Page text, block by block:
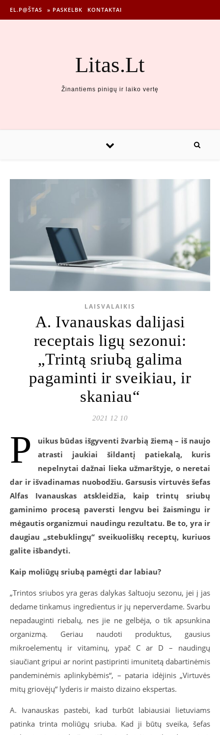
EL.P@ŠTAS » PASKELBK KONTAKTAI
Litas.Lt
Žinantiems pinigų ir laiko vertę
LAISVALAIKIS
A. Ivanauskas dalijasi
receptais ligų sezonui:
„Trintą sriubą galima
pagaminti ir sveikiau, ir
skaniau“
2021 12 10
P
uikus būdas išgyventi žvarbią žiemą – iš naujo
atrasti jaukiai šildantį patiekalą, kuris
nepelnytai dažnai lieka užmarštyje, o neretai
dar ir išvadinamas nuobodžiu. Garsusis virtuvės šefas
Alfas Ivanauskas atskleidžia, kaip trintų sriubų
gaminimo procesą paversti lengvu bei žaismingu ir
mėgautis organizmui naudingu rezultatu. Be to, yra ir
daugiau „stebuklingų“ sveikuoliškų receptų, kuriuos
galite išbandyti.
Kaip moliūgų sriubą pamėgti dar labiau?
„Trintos sriubos yra geras dalykas šaltuoju sezonu, jei į jas
dedame tinkamus ingredientus ir jų neperverdame. Svarbu
nepadauginti riebalų, nes jie ne gelbėja, o tik apsunkina
organizmą. Geriau naudoti produktus, gausius
mikroelementų ir vitaminų, ypač C ar D – naudingų
siaučiant gripui ar norint pastiprinti imunitetą dabartinėmis
pandeminėmis aplinkybėmis“, – pataria idėjinis „Virtuvės
mitų griovėjų“ lyderis ir maisto dizaino ekspertas.
A. Ivanauskas pastebi, kad turbūt labiausiai lietuviams
patinka trinta moliūgų sriuba. Kad ji būtų sveika, šefas